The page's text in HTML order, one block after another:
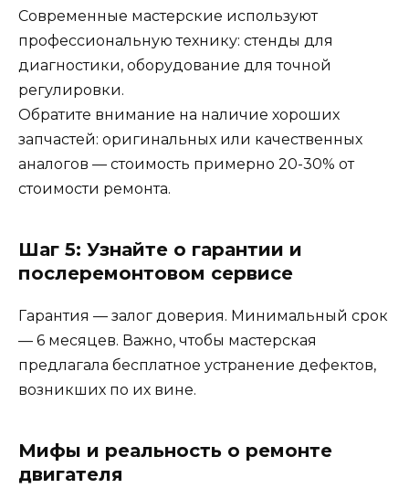
Современные мастерские используют
профессиональную технику: стенды для
диагностики, оборудование для точной
регулировки.
Обратите внимание на наличие хороших
запчастей: оригинальных или качественных
аналогов — стоимость примерно 20-30% от
стоимости ремонта.
Шаг 5: Узнайте о гарантии и
послеремонтовом сервисе
Гарантия — залог доверия. Минимальный срок
— 6 месяцев. Важно, чтобы мастерская
предлагала бесплатное устранение дефектов,
возникших по их вине.
Мифы и реальность о ремонте
двигателя